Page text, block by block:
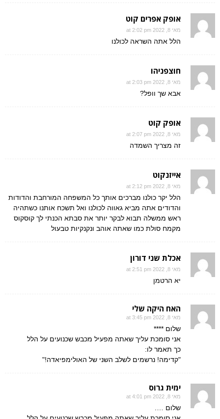
אופק אפרים קוט
מאי 8, 2022 at 2:02 pm
הלל אתה השראה לכולנו
חוצפניהו
מאי 8, 2022 at 2:03 pm
אבא שך וופל?
אופק קוט
מאי 8, 2022 at 2:07 pm
זה מצריך השמדה
אייזנקוט
מאי 8, 2022 at 2:12 pm
הלל יקר כולנו מברכים אותך כל המשפחה המורחבת והדודות
והדודים אתה מביא גאווה לכולנו ואל תשכח אותנו כשתהיה
ראש ממשלה תבוא לבקר יותר את סבתא הכנתי לך קוסקוס
מקמח סולת כמו שאתה אוהב ונקנקיות טבעול
אכלת שני דורון
מאי 8, 2022 at 2:51 pm
יא הרטמן
האח היקה שלי
מאי 8, 2022 at 3:45 pm
שלום ****
אני סומכת עליך שאתה מפעיל מכבש שכנועים על הלל
כך תאמר לו:
"קדימה! נרשמים לשלב השני של האולימפיאדה!"
ימית גרוס
מאי 8, 2022 at 4:01 pm
שלום ….